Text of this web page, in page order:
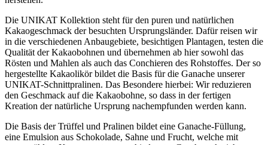
Die UNIKAT Kollektion steht für den puren und natürlichen
Kakaogeschmack der besuchten Ursprungsländer. Dafür reisen wir
in die verschiedenen Anbaugebiete, besichtigen Plantagen, testen die
Qualität der Kakaobohnen und übernehmen ab hier sowohl das
Rösten und Mahlen als auch das Conchieren des Rohstoffes. Der so
hergestellte Kakaolikör bildet die Basis für die Ganache unserer
UNIKAT-Schnittpralinen. Das Besondere hierbei: Wir reduzieren
den Geschmack auf die Kakaobohne, so dass in der fertigen
Kreation der natürliche Ursprung nachempfunden werden kann.
Die Basis der Trüffel und Pralinen bildet eine Ganache-Füllung,
eine Emulsion aus Schokolade, Sahne und Frucht, welche mit